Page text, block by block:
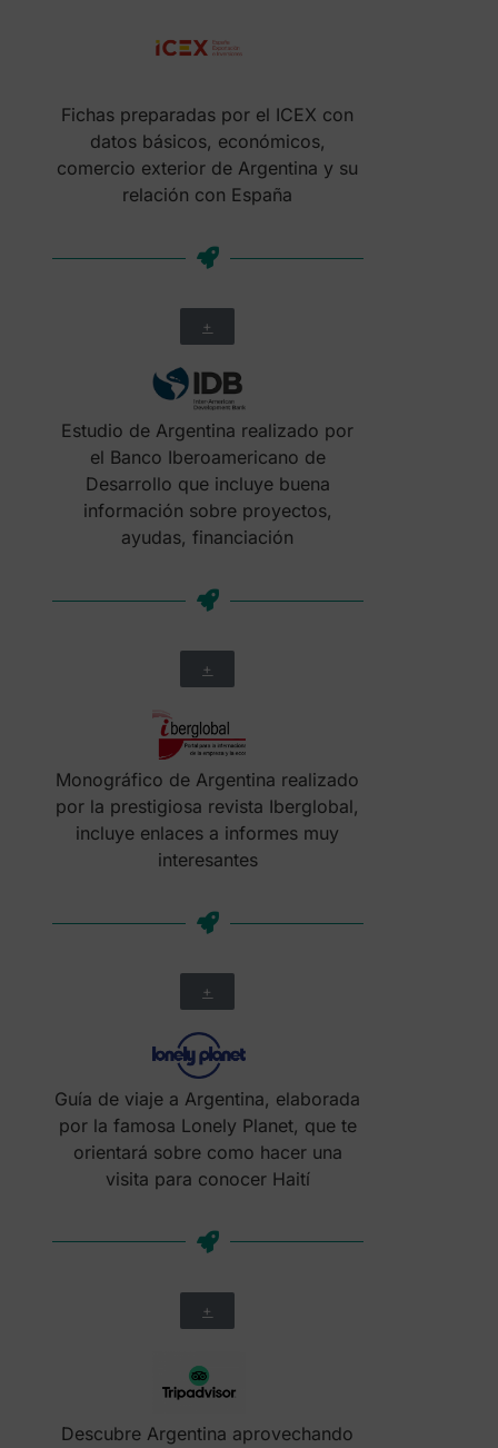
Fichas preparadas por el ICEX con
datos básicos, económicos,
comercio exterior de Argentina y su
relación con España
+
Estudio de Argentina realizado por
el Banco Iberoamericano de
Desarrollo que incluye buena
información sobre proyectos,
ayudas, financiación
+
Monográfico de Argentina realizado
por la prestigiosa revista Iberglobal,
incluye enlaces a informes muy
interesantes
+
Guía de viaje a Argentina, elaborada
por la famosa Lonely Planet, que te
orientará sobre como hacer una
visita para conocer Haití
+
Descubre Argentina aprovechando